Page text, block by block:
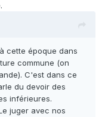
cette époque dans
commune (on
C'est dans ce
du devoir des
inférieures.
juger avec nos